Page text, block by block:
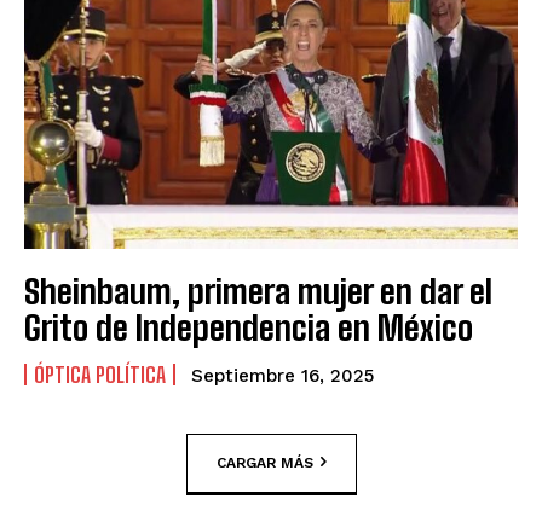
Sheinbaum, primera mujer en dar el
Grito de Independencia en México
ÓPTICA POLÍTICA Septiembre 16, 2025
CARGAR MÁS